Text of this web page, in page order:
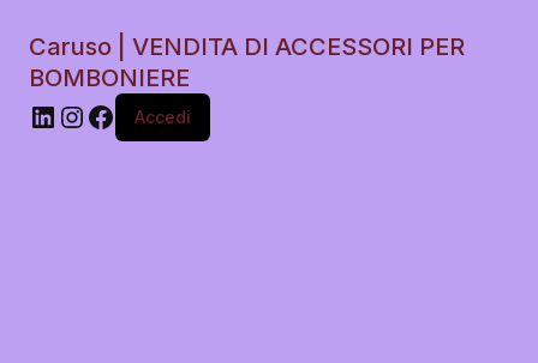
Caruso | VENDITA DI ACCESSORI PER
BOMBONIERE
Accedi